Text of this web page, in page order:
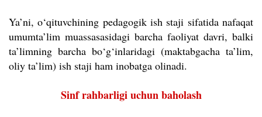
Ya’ni, o‘qituvchining pedagogik ish staji sifatida nafaqat
umumta’lim muassasasidagi barcha faoliyat davri, balki
ta’limning barcha bo‘g‘inlaridagi (maktabgacha ta’lim,
oliy ta’lim) ish staji ham inobatga olinadi.
Sinf rahbarligi uchun baholash